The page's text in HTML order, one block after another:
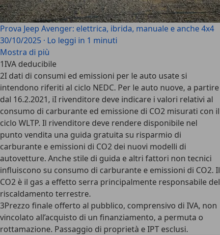
Prova Jeep Avenger: elettrica, ibrida, manuale e anche 4x4
30/10/2025 · Lo leggi in 1 minuti
Mostra di più
1IVA deducibile
2I dati di consumi ed emissioni per le auto usate si
intendono riferiti al ciclo NEDC. Per le auto nuove, a partire
dal 16.2.2021, iI rivenditore deve indicare i valori relativi al
consumo di carburante ed emissione di CO2 misurati con il
ciclo WLTP. Il rivenditore deve rendere disponibile nel
punto vendita una guida gratuita su risparmio di
carburante e emissioni di CO2 dei nuovi modelli di
autovetture. Anche stile di guida e altri fattori non tecnici
influiscono su consumo di carburante e emissioni di CO2. Il
CO2 è il gas a effetto serra principalmente responsabile del
riscaldamento terrestre.
3Prezzo finale offerto al pubblico, comprensivo di IVA, non
vincolato all’acquisto di un finanziamento, a permuta o
rottamazione. Passaggio di proprietà e IPT esclusi.